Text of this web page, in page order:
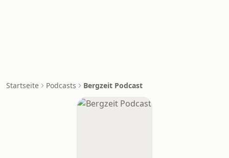
Startseite Podcasts Bergzeit Podcast